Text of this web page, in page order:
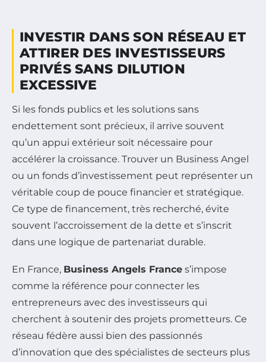
INVESTIR DANS SON RÉSEAU ET
ATTIRER DES INVESTISSEURS
PRIVÉS SANS DILUTION
EXCESSIVE
Si les fonds publics et les solutions sans
endettement sont précieux, il arrive souvent
qu’un appui extérieur soit nécessaire pour
accélérer la croissance. Trouver un Business Angel
ou un fonds d’investissement peut représenter un
véritable coup de pouce financier et stratégique.
Ce type de financement, très recherché, évite
souvent l’accroissement de la dette et s’inscrit
dans une logique de partenariat durable.
En France, Business Angels France s’impose
comme la référence pour connecter les
entrepreneurs avec des investisseurs qui
cherchent à soutenir des projets prometteurs. Ce
réseau fédère aussi bien des passionnés
d’innovation que des spécialistes de secteurs plus